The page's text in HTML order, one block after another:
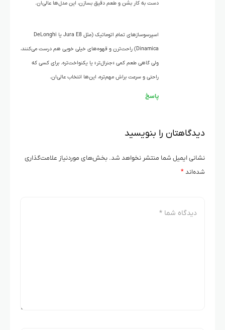
دست به کار بشن و طعم دقیق بسازن، این مدل‌ها عالی‌ان.
اسپرسوسازهای تمام اتوماتیک (مثل Jura E8 یا DeLonghi
Dinamica) راحت‌ترن و قهوه‌های خیلی خوبی هم درست می‌کنند،
ولی گاهی طعم کمی «جنرال‌تر» یا یکنواخت‌تره. برای کسی که
راحتی و سرعت براش مهم‌تره، این‌ها انتخاب عالی‌ان.
پاسخ
دیدگاهتان را بنویسید
نشانی ایمیل شما منتشر نخواهد شد. بخش‌های موردنیاز علامت‌گذاری
شده‌اند*